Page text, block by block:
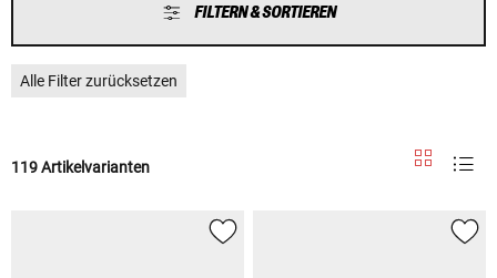
FILTERN & SORTIEREN
Alle Filter zurücksetzen
119 Artikelvarianten